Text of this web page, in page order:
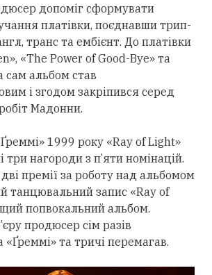
допоміг сформувати
платівки, поєднавши трип-
транс та ембієнт. До платівки
«The Power of Good-Bye» та
сам альбом став
і згодом закріпився серед
Мадонни.
1999 року «Ray of Light»
три нагороди з п’яти номінацій.
дві премії за роботу над альбомом
танцювальний запис «Ray of
попвокальний альбом.
продюсер сім разів
«Ґреммі» та тричі перемагав.